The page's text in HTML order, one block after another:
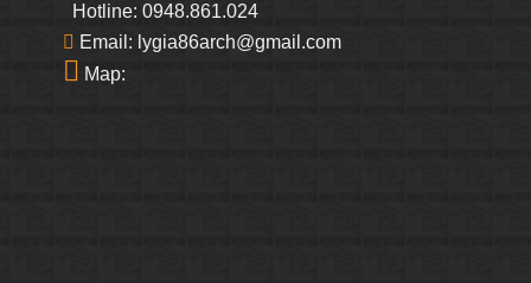
Hotline: 0948.861.024
Email: lygia86arch@gmail.com
Map: